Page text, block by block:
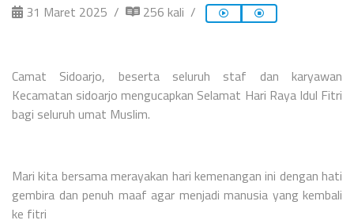
31 Maret 2025 256 kali
Camat Sidoarjo, beserta seluruh staf dan karyawan
Kecamatan sidoarjo mengucapkan Selamat Hari Raya Idul Fitri
bagi seluruh umat Muslim.
Mari kita bersama merayakan hari kemenangan ini dengan hati
gembira dan penuh maaf agar menjadi manusia yang kembali
ke fitri